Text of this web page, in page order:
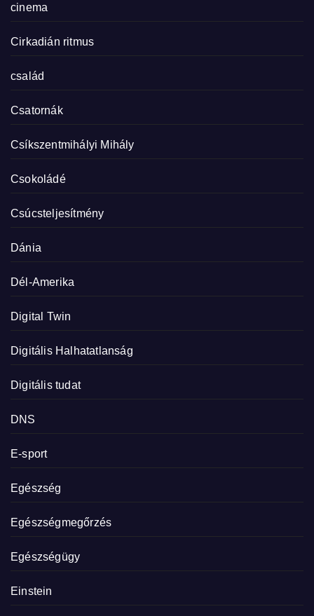
cinema
Cirkadián ritmus
család
Csatornák
Csíkszentmihályi Mihály
Csokoládé
Csúcsteljesítmény
Dánia
Dél-Amerika
Digital Twin
Digitális Halhatatlanság
Digitális tudat
DNS
E-sport
Egészség
Egészségmegőrzés
Egészségügy
Einstein